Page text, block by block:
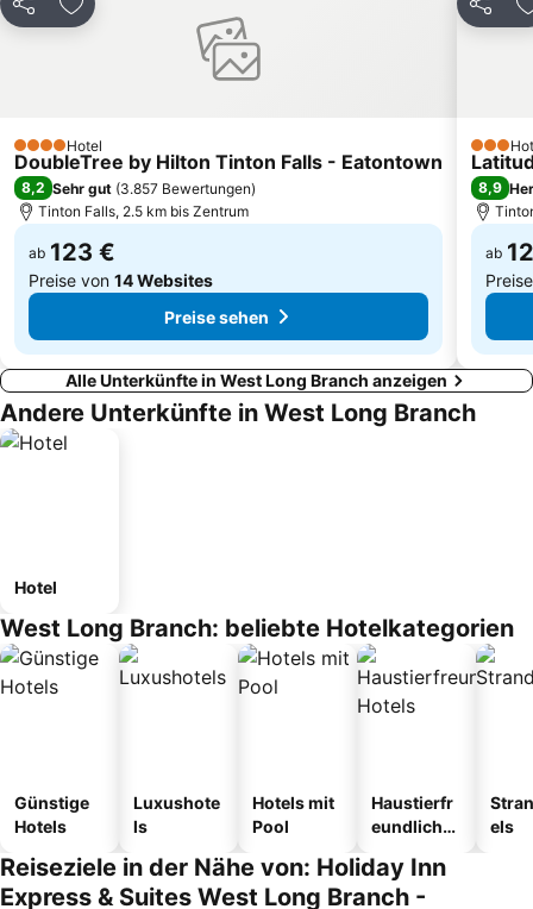
Afrikanische Grabstätte
Teilen Zu Favoriten hinzufügen
4 SterneHotel
DoubleTree by Hilton Tinton Falls - Eatontown
8,2 Sehr gut (3.857 Bewertungen)
Tinton Falls, 2.5 km bis Zentrum
ab 123 €
Preise von 14 Websites
Preise sehen
Teilen
3
8,9
ab
Alle Unterkünfte in West Long Branch anzeigen
Andere Unterkünfte in West Long Branch
Hotel
West Long Branch: beliebte Hotelkategorien
Günstige
Hotels
Luxushote
ls
Hotels mit
Pool
Haustierfr
eundliche
els
Reiseziele in der Nähe von: Holiday Inn
Express & Suites West Long Branch -